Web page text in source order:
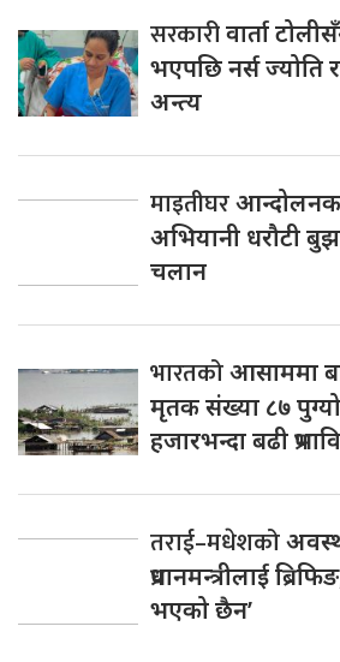
सरकारीवार्ता
भएपछि नर्स ज्योति
अन्त्य
माइतीघर
अभियानी धरौटी
चलान
भारतकोआसाममा
मृतक संख्या ८७
हजारभन्दा बढी
तराई–मधेशको
प्रधानमन्त्रीलाई
भएको छैन’